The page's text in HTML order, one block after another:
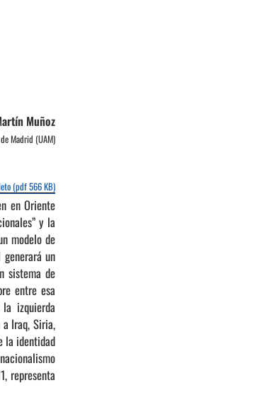
Muñoz
Madrid (UAM)
(pdf 566 KB)
en Oriente
y la
modelo de
un
sistema de
entre esa
izquierda
Iraq, Siria,
la identidad
representa